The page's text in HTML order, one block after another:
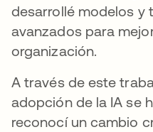
desarrollé modelos y
avanzados para
organización.
A través de este
adopción de la IA se
reconocí un cambio